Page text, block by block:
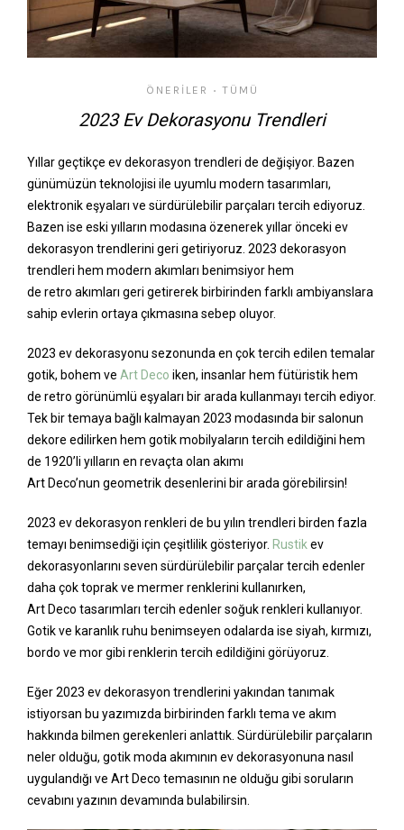
ÖNERILER • TÜMÜ
2023 Ev Dekorasyonu Trendleri
Yıllar geçtikçe ev dekorasyon trendleri de değişiyor. Bazen
günümüzün teknolojisi ile uyumlu modern tasarımları,
elektronik eşyaları ve sürdürülebilir parçaları tercih ediyoruz.
Bazen ise eski yılların modasına özenerek yıllar önceki ev
dekorasyon trendlerini geri getiriyoruz. 2023 dekorasyon
trendleri hem modern akımları benimsiyor hem
de retro akımları geri getirerek birbirinden farklı ambiyanslara
sahip evlerin ortaya çıkmasına sebep oluyor.
2023 ev dekorasyonu sezonunda en çok tercih edilen temalar
gotik, bohem ve Art Deco iken, insanlar hem fütüristik hem
de retro görünümlü eşyaları bir arada kullanmayı tercih ediyor.
Tek bir temaya bağlı kalmayan 2023 modasında bir salonun
dekore edilirken hem gotik mobilyaların tercih edildiğini hem
de 1920’li yılların en revaçta olan akımı
Art Deco’nun geometrik desenlerini bir arada görebilirsin!
2023 ev dekorasyon renkleri de bu yılın trendleri birden fazla
temayı benimsediği için çeşitlilik gösteriyor. Rustik ev
dekorasyonlarını seven sürdürülebilir parçalar tercih edenler
daha çok toprak ve mermer renklerini kullanırken,
Art Deco tasarımları tercih edenler soğuk renkleri kullanıyor.
Gotik ve karanlık ruhu benimseyen odalarda ise siyah, kırmızı,
bordo ve mor gibi renklerin tercih edildiğini görüyoruz.
Eğer 2023 ev dekorasyon trendlerini yakından tanımak
istiyorsan bu yazımızda birbirinden farklı tema ve akım
hakkında bilmen gerekenleri anlattık. Sürdürülebilir parçaların
neler olduğu, gotik moda akımının ev dekorasyonuna nasıl
uygulandığı ve Art Deco temasının ne olduğu gibi soruların
cevabını yazının devamında bulabilirsin.